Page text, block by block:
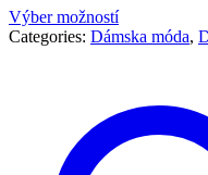
Výber možností
Categories: Dámska móda,